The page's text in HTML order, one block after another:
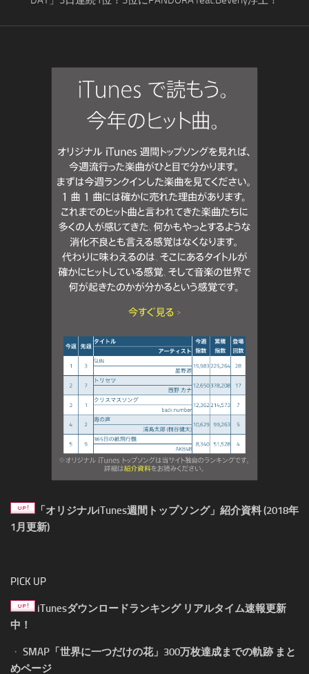
「オリジナルiTunes週間トップソング」紹介資料 (2018年
1月更新)
PICK UP
iTunesダウンロードランキング リアルタイム速報更新
中！
・ SMAP「世界に一つだけの花」300万枚達成までの軌跡 まと
めページ